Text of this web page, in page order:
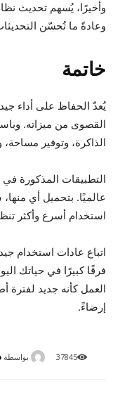
وأخيرًا، يُسهم تحديث
وعادةً ما تُحسّن
خاتمة
يُعدّ الحفاظ على أداء
القصوى من ميزاته.
الذاكرة، وتوفير
التطبيقات المذكورة في
عالميًا. بتحميل أي
استخدام أسرع وأكثر
اتباع عادات استخدام
فرقًا كبيرًا في حياتك
العمل كأنه جديد لفترة
إرضاءً.
37845 بواسطة